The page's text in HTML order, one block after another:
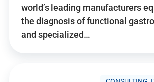
world’s leading manufacturers
the diagnosis of functional
and specialized…